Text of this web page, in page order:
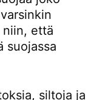
että
suojassa
siltoja ja